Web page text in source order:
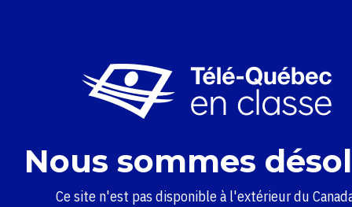
Nous sommes
Ce site n'est pas disponible à l'extérieur du